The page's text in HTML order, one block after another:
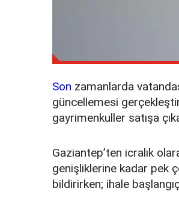
Son zamanlarda
güncellemesi
gayrimenkuller satışa
Gaziantep’ten icralık
genişliklerine kadar pek
bildirirken; ihale